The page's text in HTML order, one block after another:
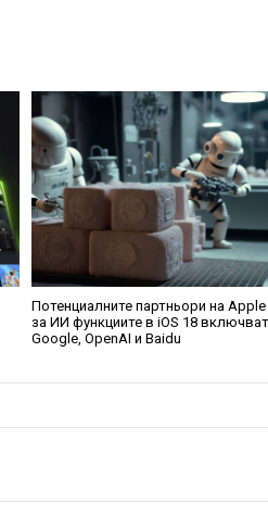
Потенциалните партньори на Apple
за ИИ функциите в iOS 18
Google, OpenAI и Baidu